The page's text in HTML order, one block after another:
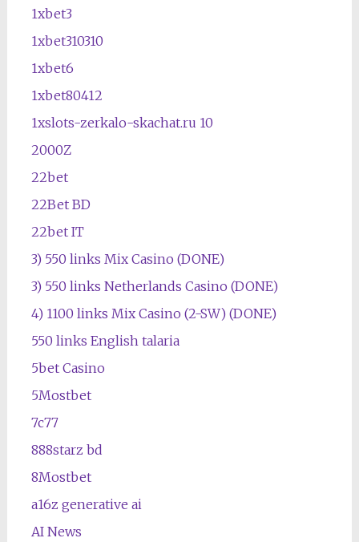
1xbet3
1xbet310310
1xbet6
1xbet80412
1xslots-zerkalo-skachat.ru 10
2000Z
22bet
22Bet BD
22bet IT
3) 550 links Mix Casino (DONE)
3) 550 links Netherlands Casino (DONE)
4) 1100 links Mix Casino (2-SW) (DONE)
550 links English talaria
5bet Casino
5Mostbet
7c77
888starz bd
8Mostbet
a16z generative ai
AI News